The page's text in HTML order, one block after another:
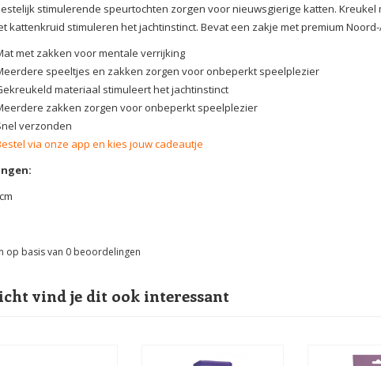
stimulerende speurtochten zorgen voor nieuwsgierige katten.
kattenkruid stimuleren het jachtinstinct. Bevat een zakje met premium
met zakken voor mentale verrijking
speeltjes en zakken zorgen voor onbeperkt speelplezier
materiaal stimuleert het jachtinstinct
zakken zorgen voor onbeperkt speelplezier
verzonden
via onze app en kies jouw cadeautje
op basis van 0 beoordelingen
vind je dit ook interessant